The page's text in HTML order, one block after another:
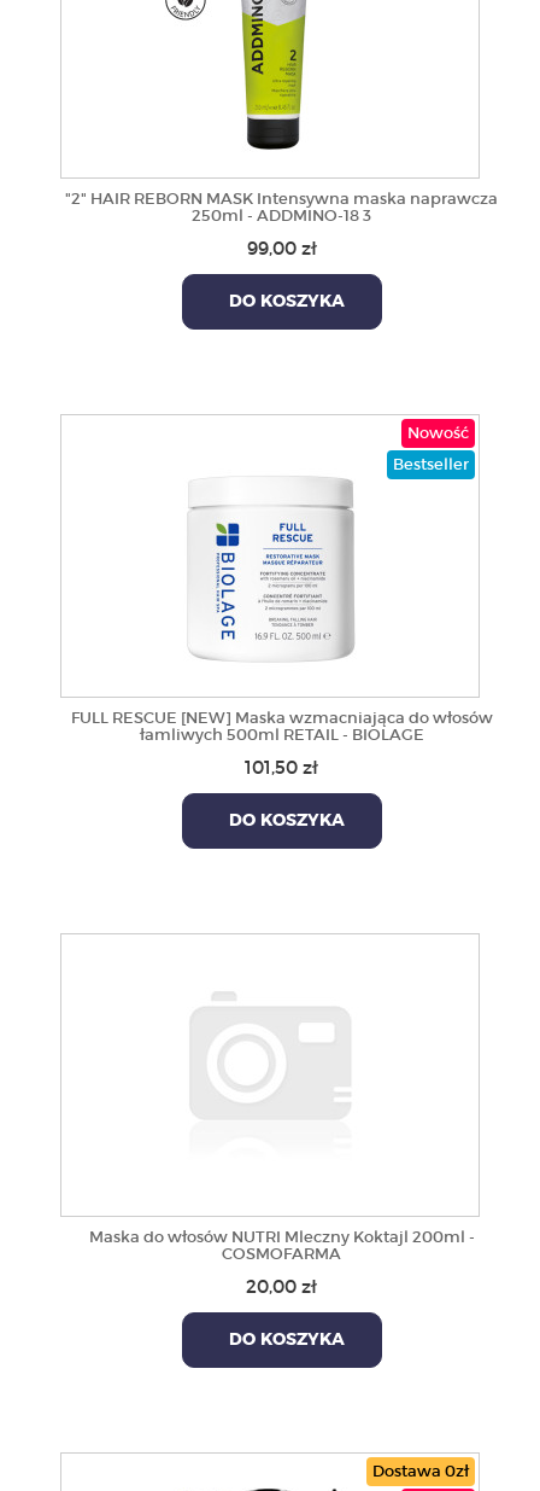
"2" HAIR REBORN MASK Intensywna maska naprawcza
250ml - ADDMINO-18 3
99,00 zł
DO KOSZYKA
Nowość
Bestseller
FULL RESCUE [NEW] Maska wzmacniająca do włosów
łamliwych 500ml RETAIL - BIOLAGE
101,50 zł
DO KOSZYKA
Maska do włosów NUTRI Mleczny Koktajl 200ml -
COSMOFARMA
20,00 zł
DO KOSZYKA
Dostawa 0zł